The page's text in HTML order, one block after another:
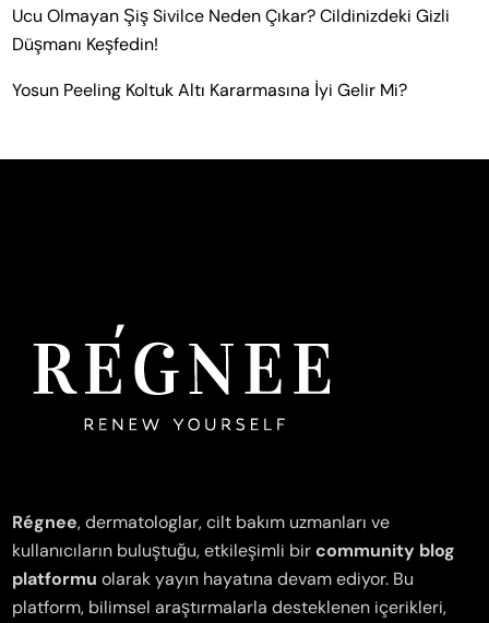
Ucu Olmayan Şiş Sivilce Neden Çıkar? Cildinizdeki Gizli
Düşmanı Keşfedin!
Yosun Peeling Koltuk Altı Kararmasına İyi Gelir Mi?
Régnee, dermatologlar, cilt bakım uzmanları ve
kullanıcıların buluştuğu, etkileşimli bircommunity blog
platformu olarak yayın hayatına devam ediyor. Bu
platform, bilimsel araştırmalarla desteklenen içerikleri,